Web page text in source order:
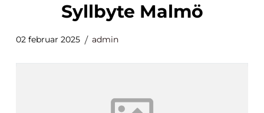
Syllbyte Malmö
02 februar 2025 admin